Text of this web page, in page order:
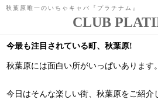
秋葉原唯一のいちゃキャバ『プラチナム』
CLUB
ン
ツ
キ
今最も注目されている町、秋葉原!
秋葉原には面白い所がいっぱいあります。
今日はそんな楽しい街、秋葉原をご紹介